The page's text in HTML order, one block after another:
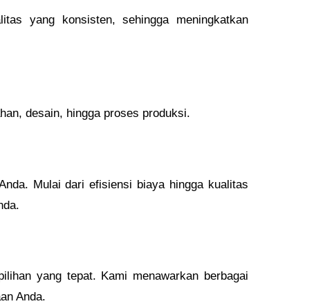
yang konsisten, sehingga meningkatkan
desain, hingga proses produksi.
Mulai dari efisiensi biaya hingga kualitas
yang tepat. Kami menawarkan berbagai
Anda.